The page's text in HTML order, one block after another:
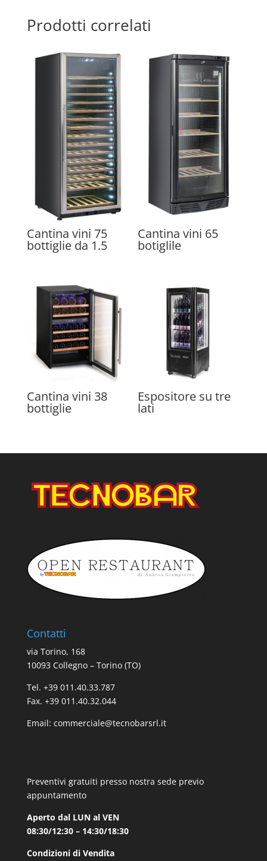
Prodotti correlati
Cantina vini 75
bottiglie da 1.5
Cantina vini 65
botiglile
Cantina vini 38
bottiglie
Espositore su tre
lati
Contatti
via Torino, 168
10093 Collegno – Torino (TO)
Tel. +39 011.40.33.787
Fax. +39 011.40.32.044
Email: commerciale@tecnobarsrl.it
Preventivi gratuiti presso nostra sede previo
appuntamento
Aperto dal LUN al VEN
08:30/12:30 – 14:30/18:30
Condizioni di Vendita